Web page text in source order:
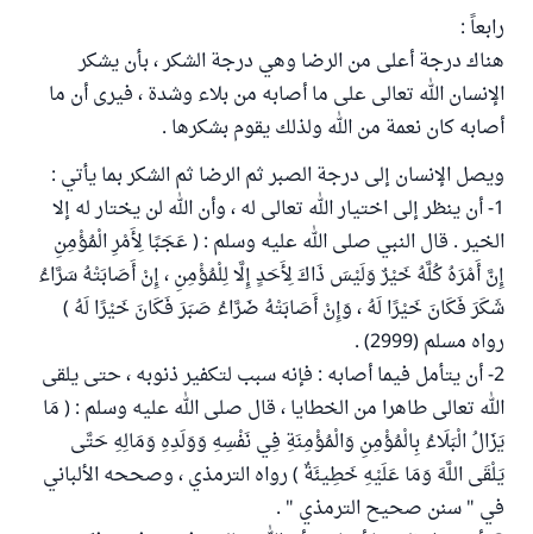
رابعاً :
هناك درجة أعلى من الرضا وهي درجة الشكر ، بأن يشكر
الإنسان الله تعالى على ما أصابه من بلاء وشدة ، فيرى أن ما
أصابه كان نعمة من الله ولذلك يقوم بشكرها .
ويصل الإنسان إلى درجة الصبر ثم الرضا ثم الشكر بما يأتي :
1- أن ينظر إلى اختيار الله تعالى له ، وأن الله لن يختار له إلا
الخير . قال النبي صلى الله عليه وسلم : ( عَجَبًا لِأَمْرِ الْمُؤْمِنِ
إِنَّ أَمْرَهُ كُلَّهُ خَيْرٌ وَلَيْسَ ذَاكَ لِأَحَدٍ إِلَّا لِلْمُؤْمِنِ ، إِنْ أَصَابَتْهُ سَرَّاءُ
شَكَرَ فَكَانَ خَيْرًا لَهُ ، وَإِنْ أَصَابَتْهُ ضَرَّاءُ صَبَرَ فَكَانَ خَيْرًا لَهُ )
رواه مسلم (2999) .
2- أن يتأمل فيما أصابه : فإنه سبب لتكفير ذنوبه ، حتى يلقى
الله تعالى طاهرا من الخطايا ، قال صلى الله عليه وسلم : ( مَا
يَزَالُ الْبَلَاءُ بِالْمُؤْمِنِ وَالْمُؤْمِنَةِ فِي نَفْسِهِ وَوَلَدِهِ وَمَالِهِ حَتَّى
يَلْقَى اللَّهَ وَمَا عَلَيْهِ خَطِيئَةٌ ) رواه الترمذي ، وصححه الألباني
في " سنن صحيح الترمذي " .